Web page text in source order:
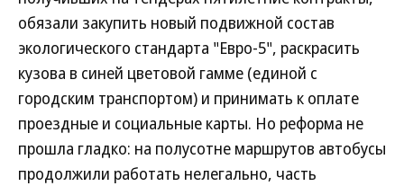
обязали закупить новый подвижной состав
экологического стандарта "Евро-5", раскрасить
кузова в синей цветовой гамме (единой с
городским транспортом) и принимать к оплате
проездные и социальные карты. Но реформа не
прошла гладко: на полусотне маршрутов автобусы
продолжили работать нелегально, часть